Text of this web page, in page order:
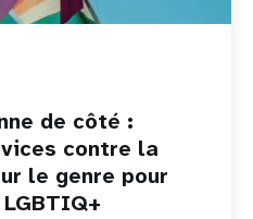
de côté :
contre la
le genre pour